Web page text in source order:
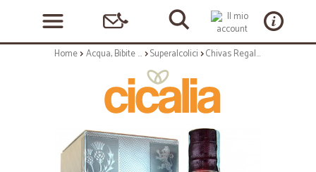
Home Acqua, Bibite e Alcolici Superalcolici Chivas Regal Whisky astucciato 12y lt.1